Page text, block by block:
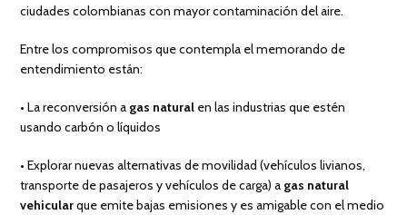
ciudades colombianas con mayor contaminación del aire.
Entre los compromisos que contempla el memorando de
entendimiento están:
• La reconversión a gas natural en las industrias que estén
usando carbón o líquidos
• Explorar nuevas alternativas de movilidad (vehículos livianos,
transporte de pasajeros y vehículos de carga) a gas natural
vehicularque emite bajas emisiones y es amigable con el medio